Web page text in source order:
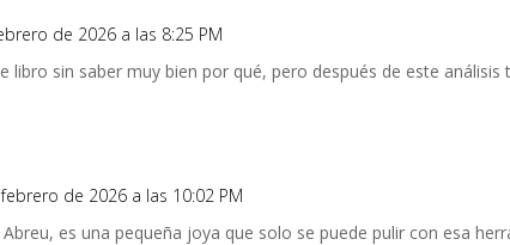
de 2026 a las 8:25 PM
libro sin saber muy bien por qué, pero después de este
de 2026 a las 10:02 PM
Abreu, es una pequeña joya que solo se puede pulir con esa